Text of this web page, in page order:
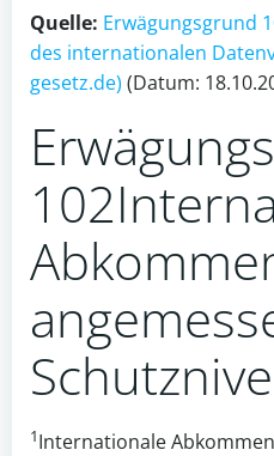
Quelle: Erwägungsgrund
des internationalen
gesetz.de) (Datum:
102
1Internationale